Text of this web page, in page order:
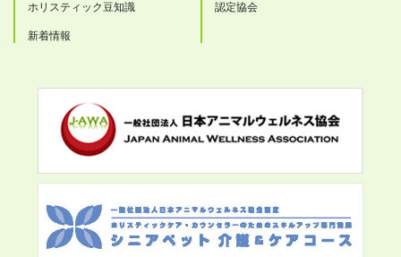
ホリスティック豆知識
新着情報
認定協会